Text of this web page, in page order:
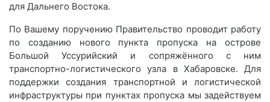
для Дальнего Востока.
По Вашему поручению Правительство проводит работу
по созданию нового пункта пропуска на острове
Большой Уссурийский и сопряжённого с ним
транспортно-логистического узла в Хабаровске. Для
поддержки создания транспортной и логистической
инфраструктуры при пунктах пропуска мы задействуем